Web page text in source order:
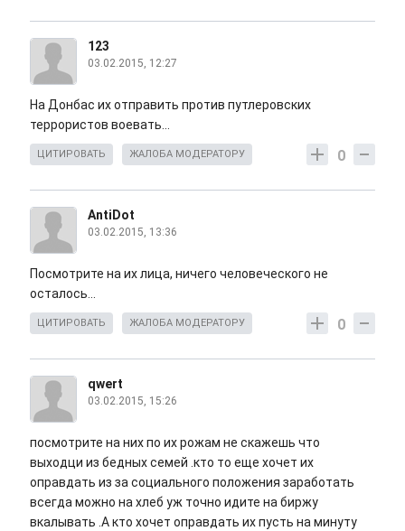
123
03.02.2015, 12:27
На Донбас их отправить против путлеровских
террористов воевать...
0
ЦИТИРОВАТЬ ЖАЛОБА МОДЕРАТОРУ
AntiDot
03.02.2015, 13:36
Посмотрите на их лица, ничего человеческого не
осталось...
0
ЦИТИРОВАТЬ ЖАЛОБА МОДЕРАТОРУ
qwert
03.02.2015, 15:26
посмотрите на них по их рожам не скажешь что
выходци из бедных семей .кто то еще хочет их
оправдать из за социального положения заработать
всегда можно на хлеб уж точно идите на биржу
вкалывать .А кто хочет оправдать их пусть на минуту